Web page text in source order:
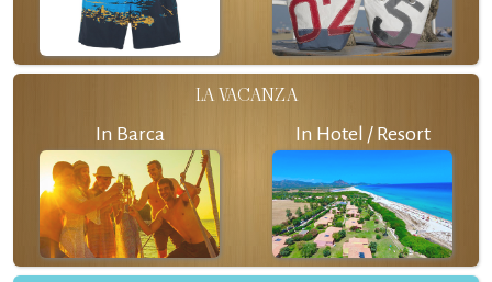
LA VACANZA
In Barca In Hotel / Resort